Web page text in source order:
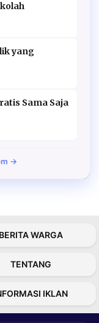
yang
Sama Saja
→
BERITA WARGA
TENTANG
IKLAN